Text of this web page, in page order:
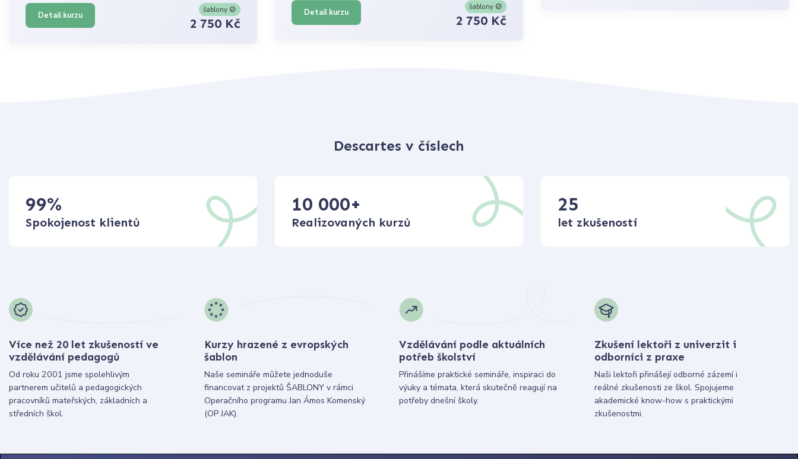
Detail kurzu
šablony
2 750 Kč
Detail kurzu
šablony
2 750 Kč
Descartes v číslech
99%
Spokojenost klientů
10 000+
Realizovaných kurzů
25
let zkušeností
Více než 20 let zkušeností ve
vzdělávání pedagogů
Od roku 2001 jsme spolehlivým
partnerem učitelů a pedagogických
pracovníků mateřských, základních a
středních škol.
Kurzy hrazené z evropských
šablon
Naše semináře můžete jednoduše
financovat z projektů ŠABLONY v rámci
Operačního programu Jan Ámos Komenský
(OP JAK).
Vzdělávání podle aktuálních
potřeb školství
Přinášíme praktické semináře, inspiraci do
výuky a témata, která skutečně reagují na
potřeby dnešní školy.
Zkušení lektoři z univerzit i
odborníci z praxe
Naši lektoři přinášejí odborné zázemí i
reálné zkušenosti ze škol. Spojujeme
akademické know-how s praktickými
zkušenostmi.